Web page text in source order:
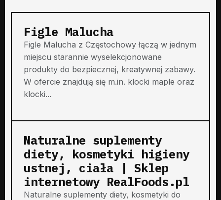
Figle Malucha
Figle Malucha z Częstochowy łączą w jednym
miejscu starannie wyselekcjonowane
produkty do bezpiecznej, kreatywnej zabawy.
W ofercie znajdują się m.in. klocki maple oraz
klocki...
Naturalne suplementy
diety, kosmetyki higieny
ustnej, ciała | Sklep
internetowy RealFoods.pl
Naturalne suplementy diety, kosmetyki do